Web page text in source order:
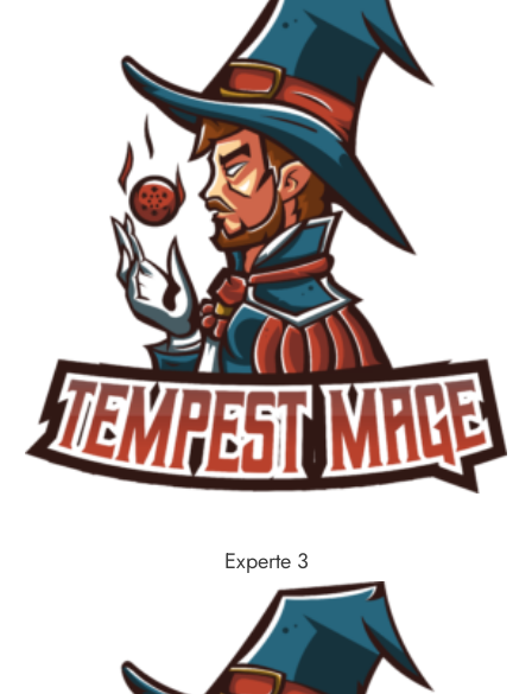
Experte 3